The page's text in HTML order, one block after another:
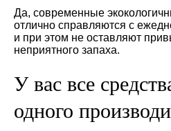
Да, современные
отлично справляются с
и при этом не оставляют
неприятного запаха.
У вас все
одного